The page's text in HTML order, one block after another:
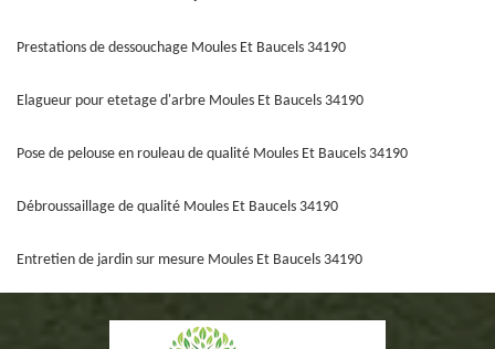
Prestations de dessouchage Moules Et Baucels 34190
Elagueur pour etetage d'arbre Moules Et Baucels 34190
Pose de pelouse en rouleau de qualité Moules Et Baucels 34190
Débroussaillage de qualité Moules Et Baucels 34190
Entretien de jardin sur mesure Moules Et Baucels 34190